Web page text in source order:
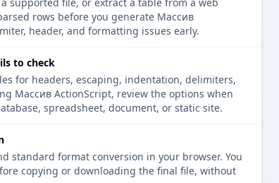
rows before you generate Массив
header, and formatting issues early.
to check
for headers, escaping, indentation, delimiters,
Массив ActionScript, review the options when
spreadsheet, document, or static site.
standard format conversion in your browser. You
copying or downloading the final file, without